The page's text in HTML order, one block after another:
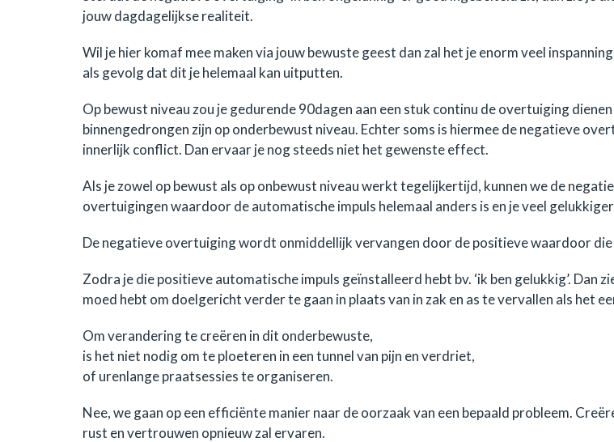
jouw dagdagelijkse realiteit.
Wil je hier komaf mee maken via jouw bewuste geest dan zal het je enorm veel
als gevolg dat dit je helemaal kan uitputten.
Op bewust niveau zou je gedurende 90dagen aan een stuk continu de overtuiging
binnengedrongen zijn op onderbewust niveau. Echter soms is hiermee de negatieve
innerlijk conflict. Dan ervaar je nog steeds niet het gewenste effect.
Als je zowel op bewust als op onbewust niveau werkt tegelijkertijd, kunnen we de
overtuigingen waardoor de automatische impuls helemaal anders is en je veel
De negatieve overtuiging wordt onmiddellijk vervangen door de positieve waardoor
Zodra je die positieve automatische impuls geïnstalleerd hebt bv. ‘ik ben gelukkig’.
moed hebt om doelgericht verder te gaan in plaats van in zak en as te vervallen als het
Om verandering te creëren in dit onderbewuste,
is het niet nodig om te ploeteren in een tunnel van pijn en verdriet,
of urenlange praatsessies te organiseren.
Nee, we gaan op een efficiënte manier naar de oorzaak van een bepaald probleem.
rust en vertrouwen opnieuw zal ervaren.